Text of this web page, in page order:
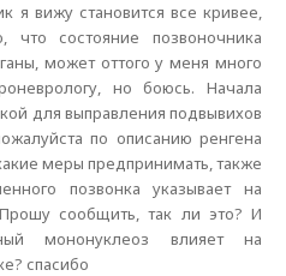
я вижу становится все кривее,
что состояние позвоночника
может оттого у меня много
но боюсь. Начала
для выправления подвывихов
по описанию ренгена
меры предпринимать, также
позвонка указывает на
сообщить, так ли это? И
мононуклеоз влияет на
спасибо